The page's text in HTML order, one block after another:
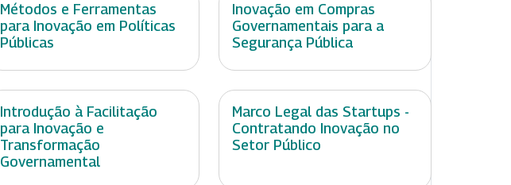
Métodos e Ferramentas
para Inovação em Políticas
Públicas
Inovação em Compras
Governamentais para a
Segurança Pública
Introdução à Facilitação
para Inovação e
Transformação
Governamental
Marco Legal das Startups -
Contratando Inovação no
Setor Público